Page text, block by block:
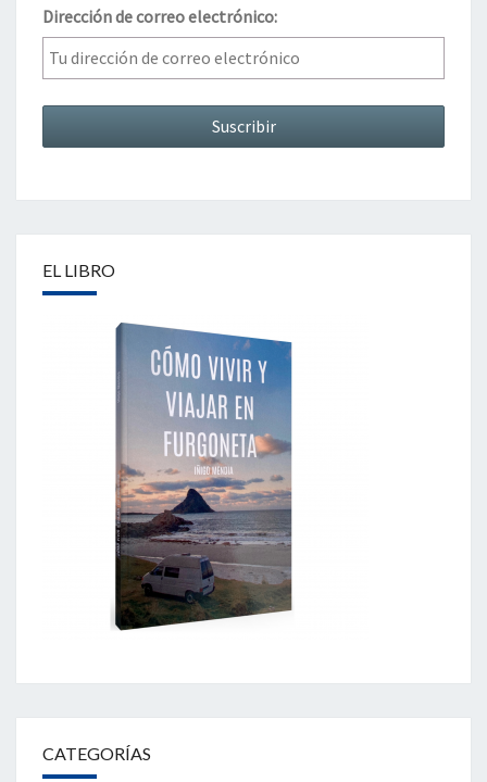
Dirección de correo electrónico:
EL LIBRO
CATEGORÍAS